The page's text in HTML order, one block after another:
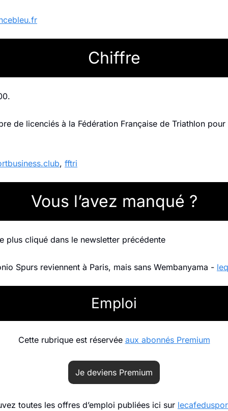
Chiffre
de licenciés à la Fédération Française de Triathlon pour
, fftri
Vous l’avez manqué ?
plus cliqué dans le newsletter précédente
Spurs reviennent à Paris, mais sans Wembanyama -
Emploi
Cette rubrique est réservée aux abonnés Premium
Je deviens Premium
toutes les offres d’emploi publiées ici sur